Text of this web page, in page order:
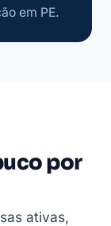
em PE.
por
ativas,